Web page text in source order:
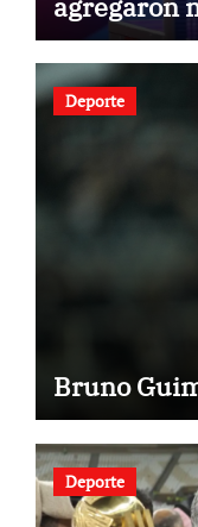
Deporte
Bruno
Deporte